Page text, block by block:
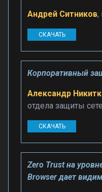
Андрей Ситников,
СКАЧАТЬ
Корпоративный
Александр
отдела защиты
СКАЧАТЬ
Zero Trust на
Browser дает